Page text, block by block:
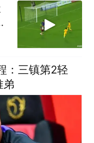
：三镇第2轻
弟